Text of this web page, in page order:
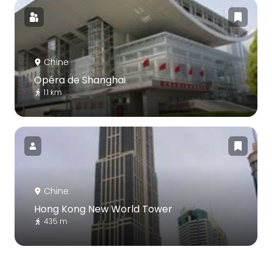
Chine
Opéra de Shanghai
1.1 km
Chine
Hong Kong New World Tower
435 m